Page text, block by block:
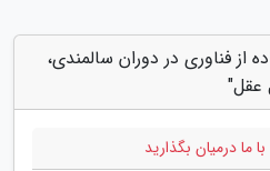
از فناوری در دوران سالمندی،
عقل"
ما درمیان بگذارید